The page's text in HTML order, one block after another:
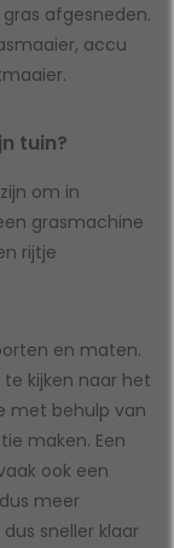
afgesneden.
accu
tuin?
om in
grasmachine
rijtje
en maten.
kijken naar het
met behulp van
maken. Een
ook een
meer
sneller klaar